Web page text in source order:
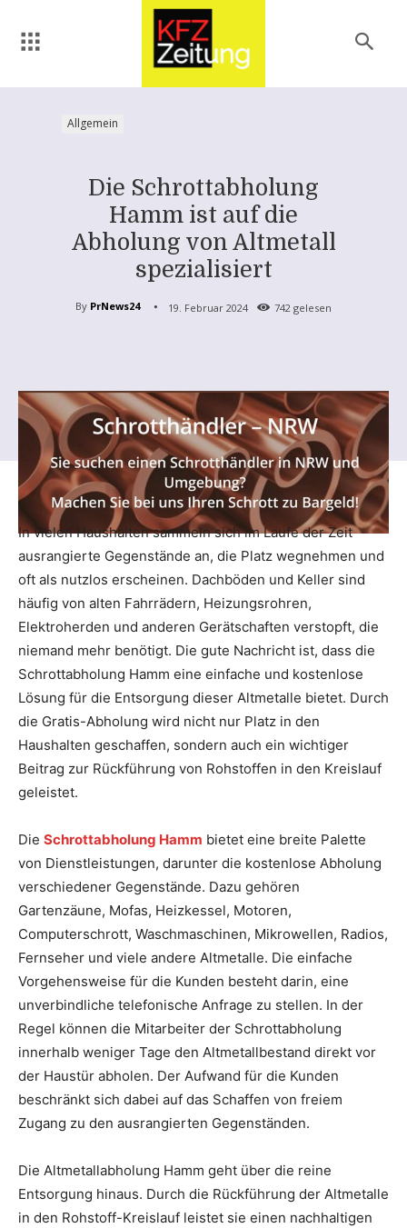
Allgemein
Die Schrottabholung
Hamm ist auf die
Abholung von Altmetall
spezialisiert
By PrNews24 19. Februar 2024 742 gelesen
In vielen Haushalten sammeln sich im Laufe der Zeit
ausrangierte Gegenstände an, die Platz wegnehmen und
oft als nutzlos erscheinen. Dachböden und Keller sind
häufig von alten Fahrrädern, Heizungsrohren,
Elektroherden und anderen Gerätschaften verstopft, die
niemand mehr benötigt. Die gute Nachricht ist, dass die
Schrottabholung Hamm eine einfache und kostenlose
Lösung für die Entsorgung dieser Altmetalle bietet. Durch
die Gratis-Abholung wird nicht nur Platz in den
Haushalten geschaffen, sondern auch ein wichtiger
Beitrag zur Rückführung von Rohstoffen in den Kreislauf
geleistet.
Die Schrottabholung Hamm bietet eine breite Palette
von Dienstleistungen, darunter die kostenlose Abholung
verschiedener Gegenstände. Dazu gehören
Gartenzäune, Mofas, Heizkessel, Motoren,
Computerschrott, Waschmaschinen, Mikrowellen, Radios,
Fernseher und viele andere Altmetalle. Die einfache
Vorgehensweise für die Kunden besteht darin, eine
unverbindliche telefonische Anfrage zu stellen. In der
Regel können die Mitarbeiter der Schrottabholung
innerhalb weniger Tage den Altmetallbestand direkt vor
der Haustür abholen. Der Aufwand für die Kunden
beschränkt sich dabei auf das Schaffen von freiem
Zugang zu den ausrangierten Gegenständen.
Die Altmetallabholung Hamm geht über die reine
Entsorgung hinaus. Durch die Rückführung der Altmetalle
in den Rohstoff-Kreislauf leistet sie einen nachhaltigen